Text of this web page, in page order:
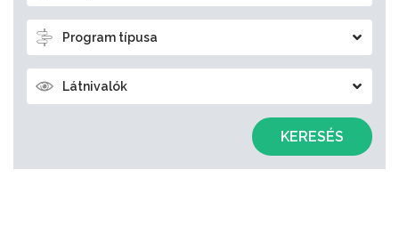
Program típusa
Látnivalók
KERESÉS